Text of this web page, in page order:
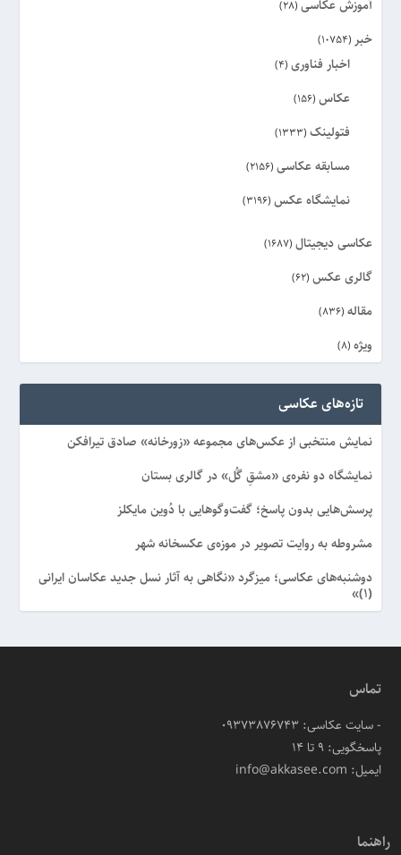
آموزش عکاسی (28)
خبر (10754)
اخبار فناوری (4)
عکاس (156)
فتولینک (1333)
مسابقه عکاسی (2156)
نمایشگاه عکس (3196)
عکاسی دیجیتال (1687)
گالری عکس (62)
مقاله (836)
ویژه (8)
تازه‌های عکاسی
نمایش منتخبی از عکس‌های مجموعه «زورخانه» صادق تیرافکن
نمایشگاه دو نفره‌ی «مشقِ گُل» در گالری بستان
پرسش‌هایی بدون پاسخ؛ گفت‌وگوهایی با دُوین مایکلز
مشروطه به روایت تصویر در موزه‌ی عکسخانه شهر
دوشنبه‌های عکاسی؛ میزگرد «نگاهی به آثار نسل جدید عکاسان ایرانی
(۱)»
تماس
- سایت عکاسی: 09373876743
پاسخگویی: ۹ تا ۱۴
ایمیل: info@akkasee.com
راهنما